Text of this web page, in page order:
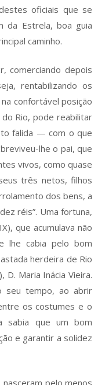
oficiais que se
da Estrela, boa guia
caminho.
comerciando depois
rentabilizando os
confortável posição
Rio, pode reabilitar
falida — com o que
lhe o pai, que
vivos, como quase
três netos, filhos
dos bens, a
réis”. Uma fortuna,
que acumulava não
lhe cabia pelo bom
herdeira de Rio
D. Maria Inácia Vieira.
seu tempo, ao abrir
os costumes e o
sabia que um bom
e garantir a solidez
nasceram pelo menos